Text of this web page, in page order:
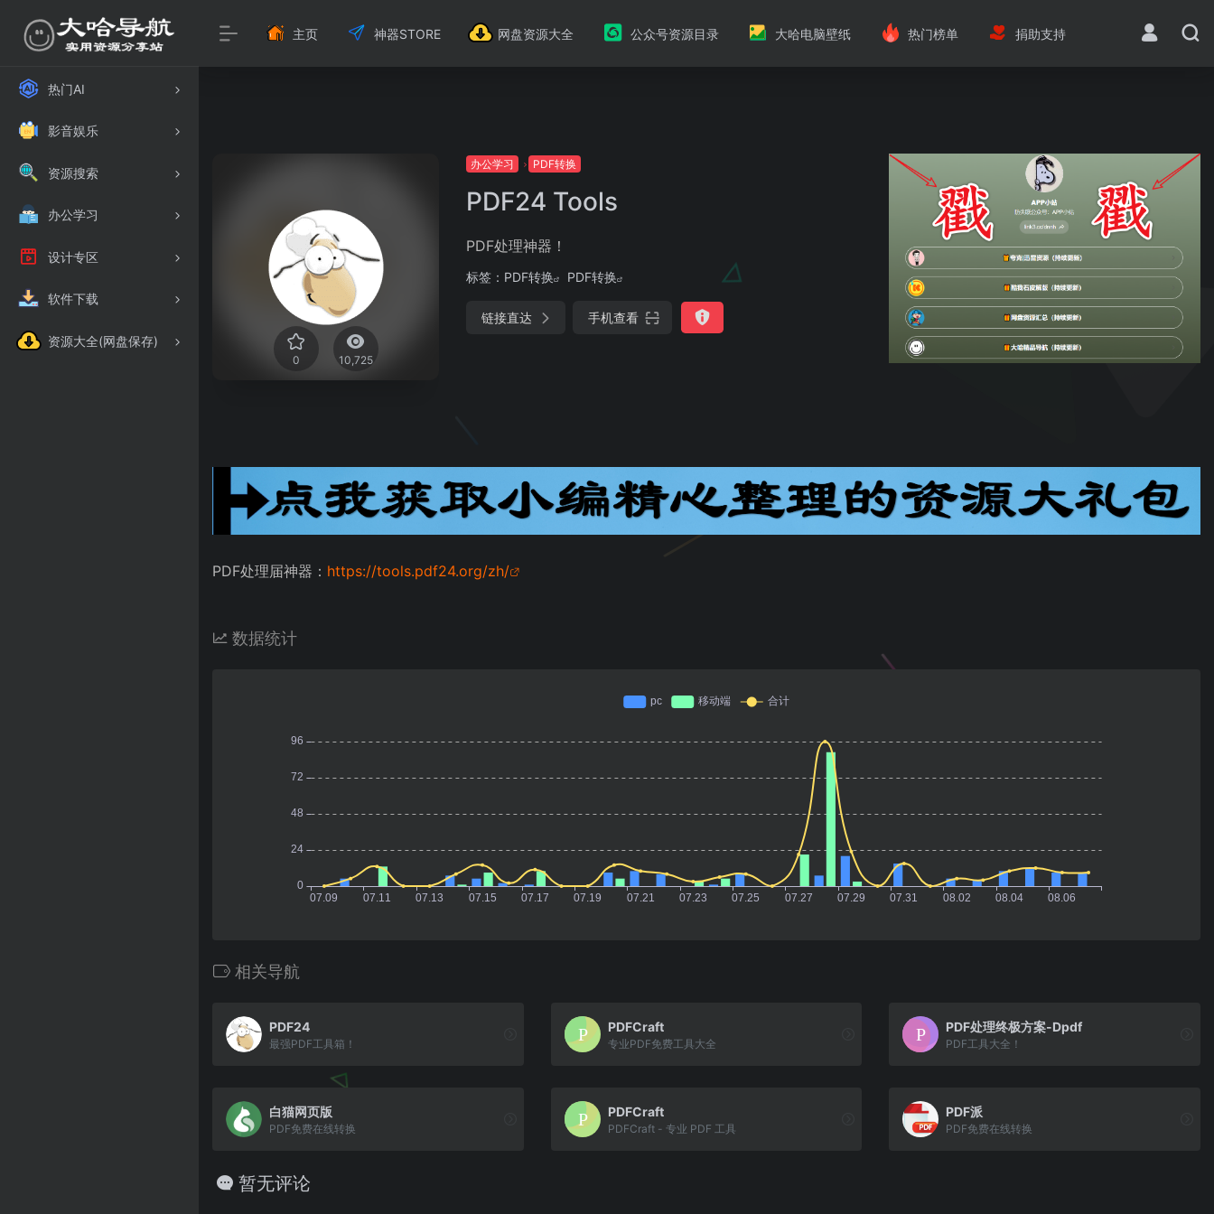
热门AI
影音娱乐
资源搜索
办公学习
设计专区
软件下载
资源大全(网盘保存)
主页 神器STORE 网盘资源大全 公众号资源目录 大哈电脑壁纸 热门榜单 捐助支持
0 10,725
办公学习 PDF转换
PDF24 Tools
PDF处理神器！
标签： PDF转换 PDF转换
链接直达 手机查看
PDF处理届神器： https://tools.pdf24.org/zh/
数据统计
相关导航
PDF24
最强PDF工具箱！
PDFCraft
专业PDF免费工具大全
PDF处理终极方案-Dpdf
PDF工具大全！
白猫网页版
PDF免费在线转换
PDFCraft
PDFCraft - 专业 PDF 工具
PDF派
PDF免费在线转换
暂无评论